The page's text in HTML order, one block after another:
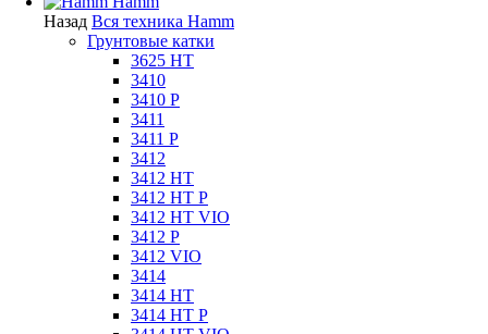
Назад Вся техника Hamm
Грунтовые катки
3625 HT
3410
3410 P
3411
3411 P
3412
3412 HT
3412 HT P
3412 HT VIO
3412 P
3412 VIO
3414
3414 HT
3414 HT P